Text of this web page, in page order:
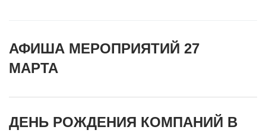
АФИША МЕРОПРИЯТИЙ 27
МАРТА
ДЕНЬ РОЖДЕНИЯ КОМПАНИЙ В